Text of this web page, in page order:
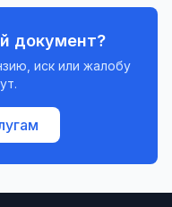
документ?
иск или жалобу